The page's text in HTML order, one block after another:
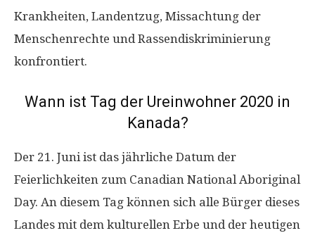
Krankheiten, Landentzug, Missachtung der
Menschenrechte und Rassendiskriminierung
konfrontiert.
Wann ist Tag der Ureinwohner 2020 in
Kanada?
Der 21. Juni ist das jährliche Datum der
Feierlichkeiten zum Canadian National Aboriginal
Day. An diesem Tag können sich alle Bürger dieses
Landes mit dem kulturellen Erbe und der heutigen